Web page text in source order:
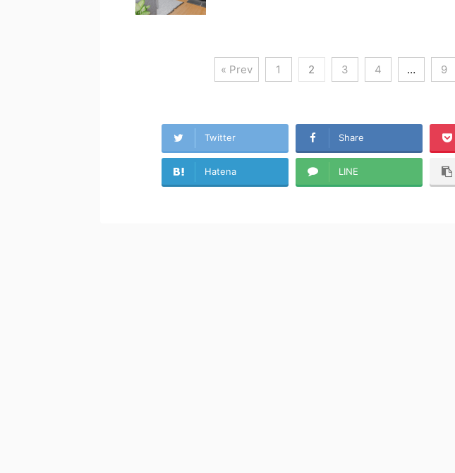
« Prev 1 2 3 4 … 9
Twitter Share
Hatena LINE